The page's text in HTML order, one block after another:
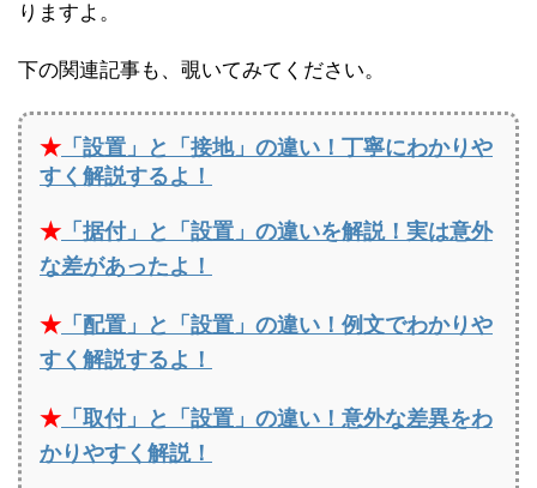
りますよ。
下の関連記事も、覗いてみてください。
★ 「設置」と「接地」の違い！丁寧にわかりや
すく解説するよ！
★ 「据付」と「設置」の違いを解説！実は意外
な差があったよ！
★ 「配置」と「設置」の違い！例文でわかりや
すく解説するよ！
★ 「取付」と「設置」の違い！意外な差異をわ
かりやすく解説！